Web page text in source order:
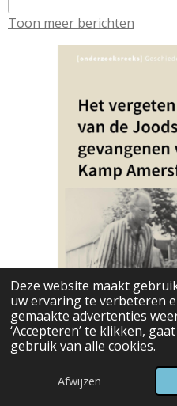
Deze website maakt
uw ervaring te verbeteren
gemaakte advertenties
‘Accepteren’ te klikken,
gebruik van alle cookies.
Afwijzen
Toon meer berichten